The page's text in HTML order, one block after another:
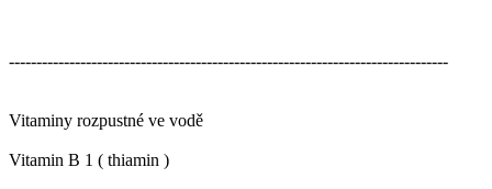
--------------------------------------------------------------------------------
Vitaminy rozpustné ve vodě
Vitamin B 1 ( thiamin )